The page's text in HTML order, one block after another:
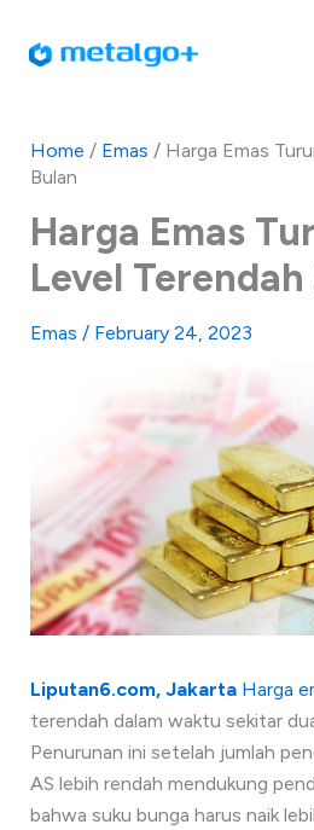
Home / Emas / Harga Emas
Bulan
Harga Emas
Level Terendah
Emas / February 24, 2023
Liputan6.com, Jakarta Harga
terendah dalam waktu sekitar
Penurunan ini setelah jumlah
AS lebih rendah mendukung
bahwa suku bunga harus naik